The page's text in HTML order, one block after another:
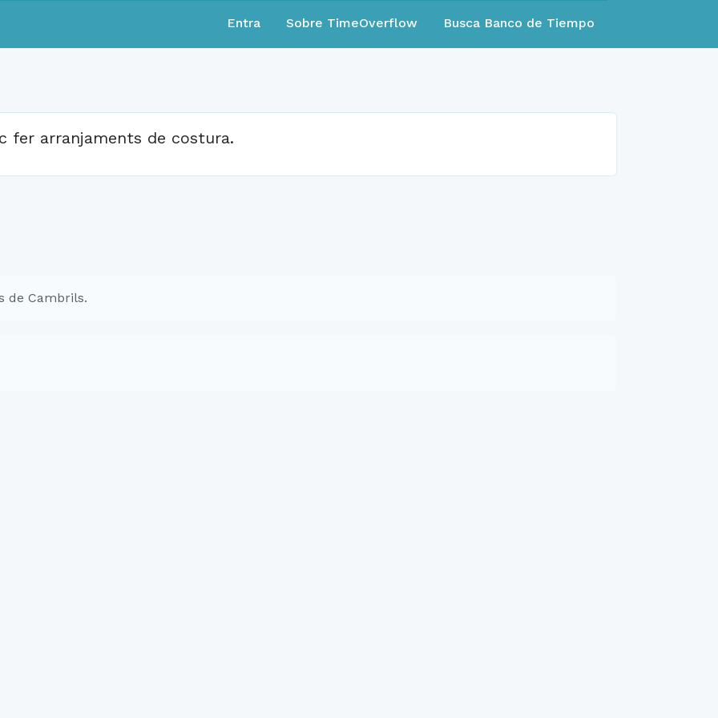
Entra Sobre TimeOverflow Busca Banco de Tiempo
fer arranjaments de costura.
de Cambrils.